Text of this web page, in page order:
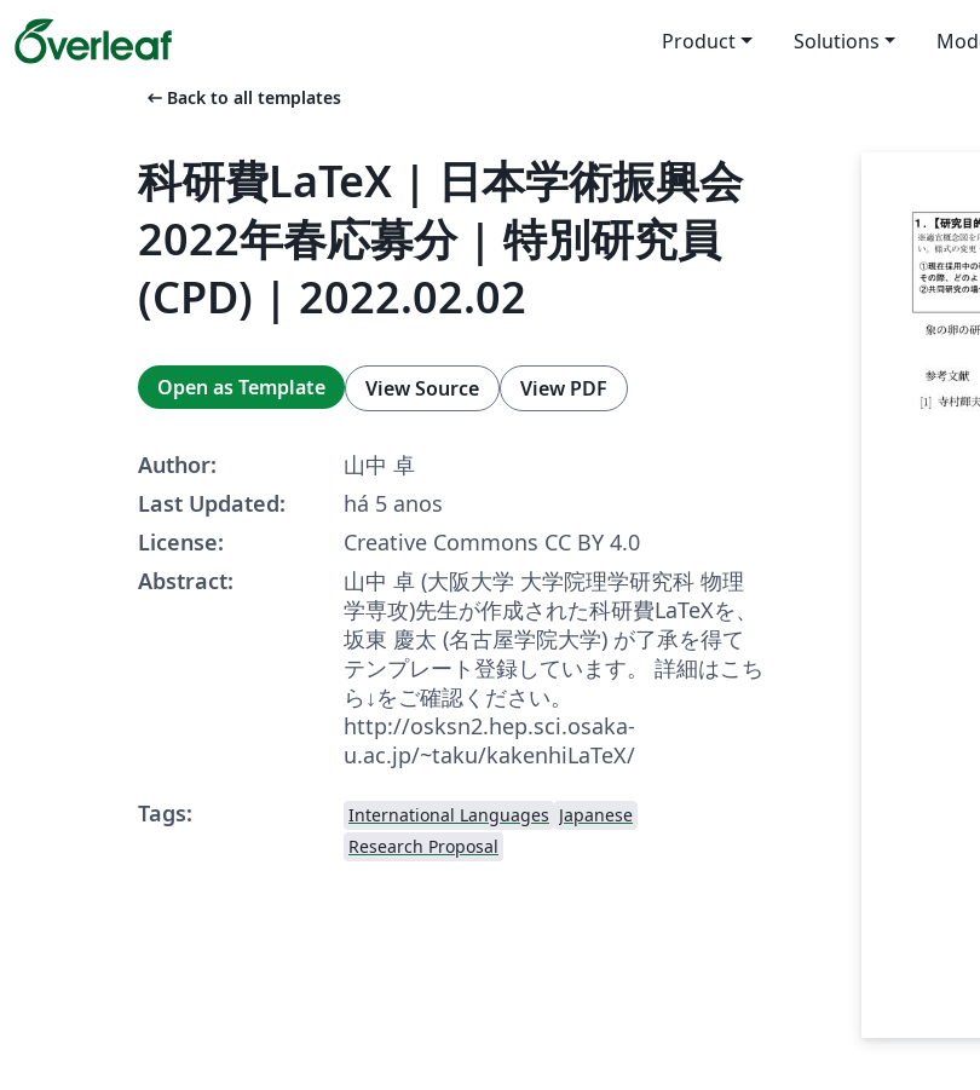
Product Solutions
arrow_left_alt Back to all templates
科研費LaTeX | 日本学術振興会
2022年春応募分 | 特別研究員
(CPD) | 2022.02.02
Open as Template View Source View PDF
Author:
山中 卓
Last Updated:
há 5 anos
License:
Creative Commons CC BY 4.0
Abstract:
山中 卓 (大阪大学 大学院理学研究科 物理
学専攻)先生が作成された科研費LaTeXを、
坂東 慶太 (名古屋学院大学) が了承を得て
テンプレート登録しています。 詳細はこち
ら↓をご確認ください。
http://osksn2.hep.sci.osaka-
u.ac.jp/~taku/kakenhiLaTeX/
Tags:
International Languages Japanese
Research Proposal